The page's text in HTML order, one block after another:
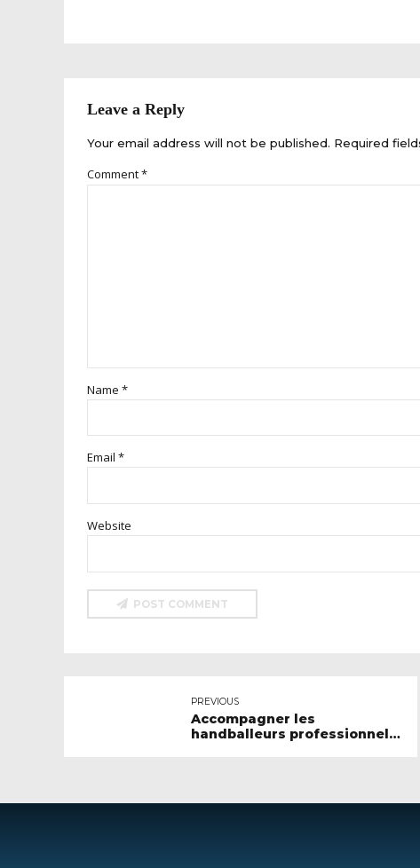
Leave a Reply
Your email address will not be published. Required
Comment*
Name *
Email *
Website
POST COMMENT
PREVIOUS
Accompagner les
handballeurs professionnels